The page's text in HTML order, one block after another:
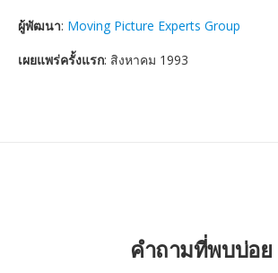
ผู้พัฒนา: Moving Picture Experts Group
เผยแพร่ครั้งแรก: สิงหาคม 1993
คำถามที่พบบ่อย